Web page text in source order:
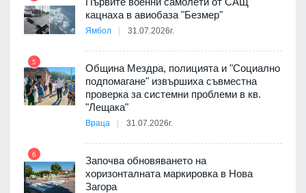
кацнаха в авиобаза "Безмер"
Ямбол 31.07.2026г.
5
Община Мездра, полицията и "Социално
подпомагане" извършиха съвместна
проверка за системни проблеми в кв.
"Лещака"
Враца 31.07.2026г.
6
Започва обновяването на
хоризонталната маркировка в Нова
Загора